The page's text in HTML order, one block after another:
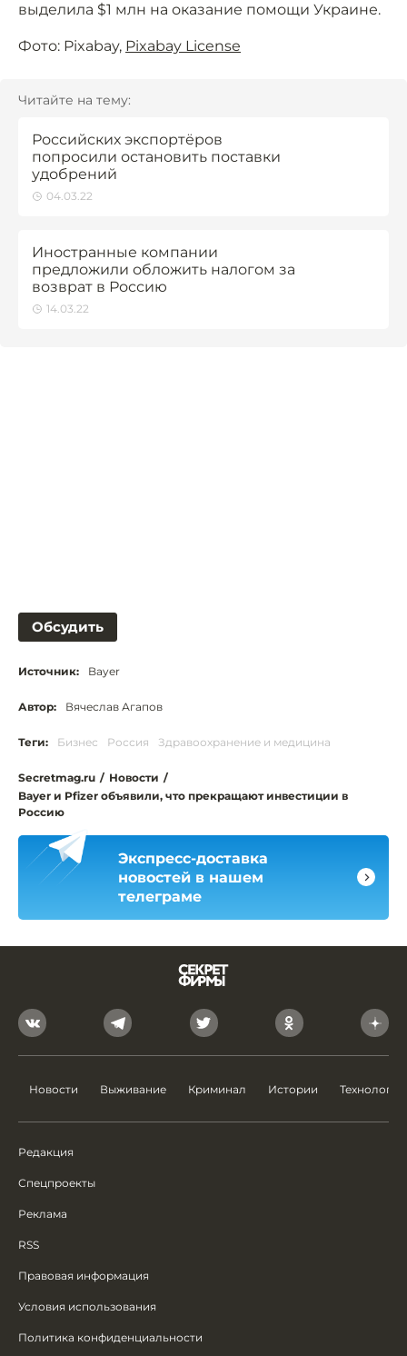
выделила $1 млн на оказание помощи Украине.
Фото: Pixabay, Pixabay License
Читайте на тему:
Российских экспортёров
попросили остановить поставки
удобрений
04.03.22
Иностранные компании
предложили обложить налогом за
возврат в Россию
14.03.22
Обсудить
Источник: Bayer
Автор: Вячеслав Агапов
Теги: Бизнес Россия Здравоохранение и медицина
Secretmag.ru / Новости /
Bayer и Pfizer объявили, что прекращают инвестиции в
Россию
Экспресс-доставка
новостей в нашем
телеграме
Новости Выживание Криминал Истории Технологии
Редакция
Спецпроекты
Реклама
RSS
Правовая информация
Условия использования
Политика конфиденциальности